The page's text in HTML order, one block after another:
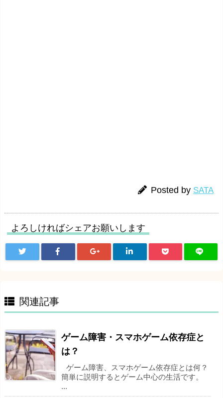
Posted by SATA
よろしければシェアお願いします
関連記事
ゲーム障害・スマホゲーム依存症と
は？
ゲーム障害、スマホゲーム依存症とは何？
簡単に説明するとゲーム中心の生活です。
...